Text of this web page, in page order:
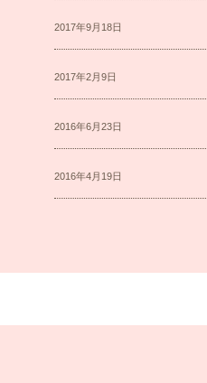
2017年9月18日
2017年2月9日
2016年6月23日
2016年4月19日